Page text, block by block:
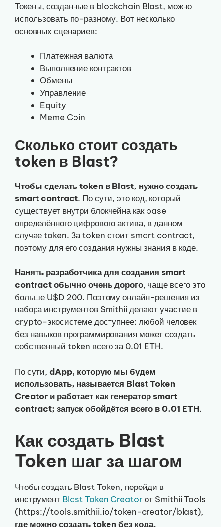
Токены, созданные в blockchain Blast, можно
использовать по-разному. Вот несколько
основных сценариев:
Платежная валюта
Выполнение контрактов
Обмены
Управление
Equity
Meme Coin
Сколько стоит создать
token в Blast?
Чтобы сделать token в Blast, нужно создать
smart contract. По сути, это код, который
существует внутри блокчейна как base
определённого цифрового актива, в данном
случае token. За token стоит smart contract,
поэтому для его создания нужны знания в коде.
Нанять разработчика для создания smart
contract обычно очень дорого, чаще всего это
больше U$D 200. Поэтому онлайн-решения из
набора инструментов Smithii делают участие в
crypto-экосистеме доступнее: любой человек
без навыков программирования может создать
собственный token всего за 0.01 ETH.
По сути, dApp, которую мы будем
использовать, называется Blast Token
Creator и работает как генератор smart
contract; запуск обойдётся всего в 0.01 ETH.
Как создать Blast
Token шаг за шагом
Чтобы создать Blast Token, перейди в
инструмент Blast Token Creator от Smithii Tools
(https://tools.smithii.io/token-creator/blast),
где можно создать token без кода.